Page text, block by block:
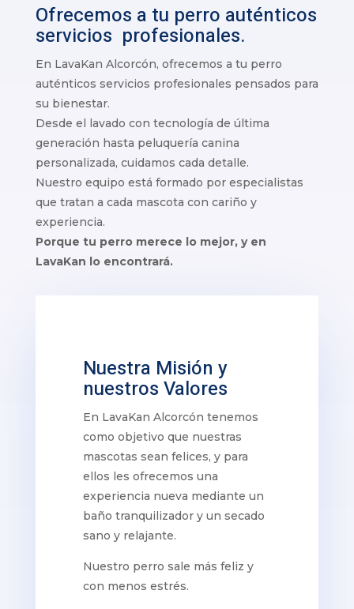
Ofrecemos a tu perro auténticos
servicios profesionales.
En LavaKan Alcorcón, ofrecemos a tu perro
auténticos servicios profesionales pensados para
su bienestar.
Desde el lavado con tecnología de última
generación hasta peluquería canina
personalizada, cuidamos cada detalle.
Nuestro equipo está formado por especialistas
que tratan a cada mascota con cariño y
experiencia.
Porque tu perro merece lo mejor, y en
LavaKan lo encontrará.
Nuestra Misión y
nuestros Valores
En LavaKan Alcorcón tenemos
como objetivo que nuestras
mascotas sean felices, y para
ellos les ofrecemos una
experiencia nueva mediante un
baño tranquilizador y un secado
sano y relajante.
Nuestro perro sale más feliz y
con menos estrés.